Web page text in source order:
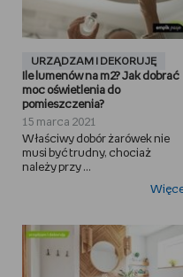
URZĄDZAM I DEKORUJĘ
Ile lumenów na m2? Jak dobrać
moc oświetlenia do
pomieszczenia?
15 marca 2021
Właściwy dobór żarówek nie
musi być trudny, chociaż
należy przy ...